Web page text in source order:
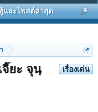
เรื่องเด่น
ยะ จุนฺ
และโพสต์ล่าสุด